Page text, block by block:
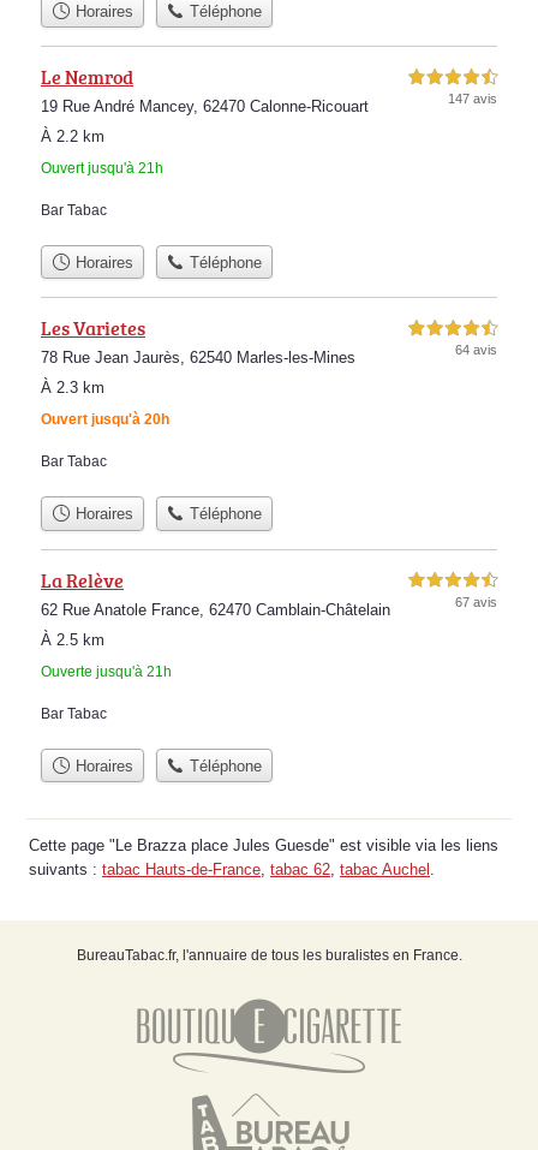
Horaires Téléphone
Le Nemrod
19 Rue André Mancey, 62470 Calonne-Ricouart
À 2.2 km
Ouvert jusqu'à 21h
4,5 étoiles sur 5
147 avis
Bar Tabac
Horaires Téléphone
Les Varietes
78 Rue Jean Jaurès, 62540 Marles-les-Mines
À 2.3 km
Ouvert jusqu'à 20h
4,5 étoiles sur 5
64 avis
Bar Tabac
Horaires Téléphone
La Relève
62 Rue Anatole France, 62470 Camblain-Châtelain
À 2.5 km
Ouverte jusqu'à 21h
4,5 étoiles sur 5
67 avis
Bar Tabac
Horaires Téléphone
Cette page "Le Brazza place Jules Guesde" est visible via les liens
suivants : tabac Hauts-de-France tabac 62 tabac Auchel
BureauTabac.fr, l'annuaire de tous les buralistes en France.